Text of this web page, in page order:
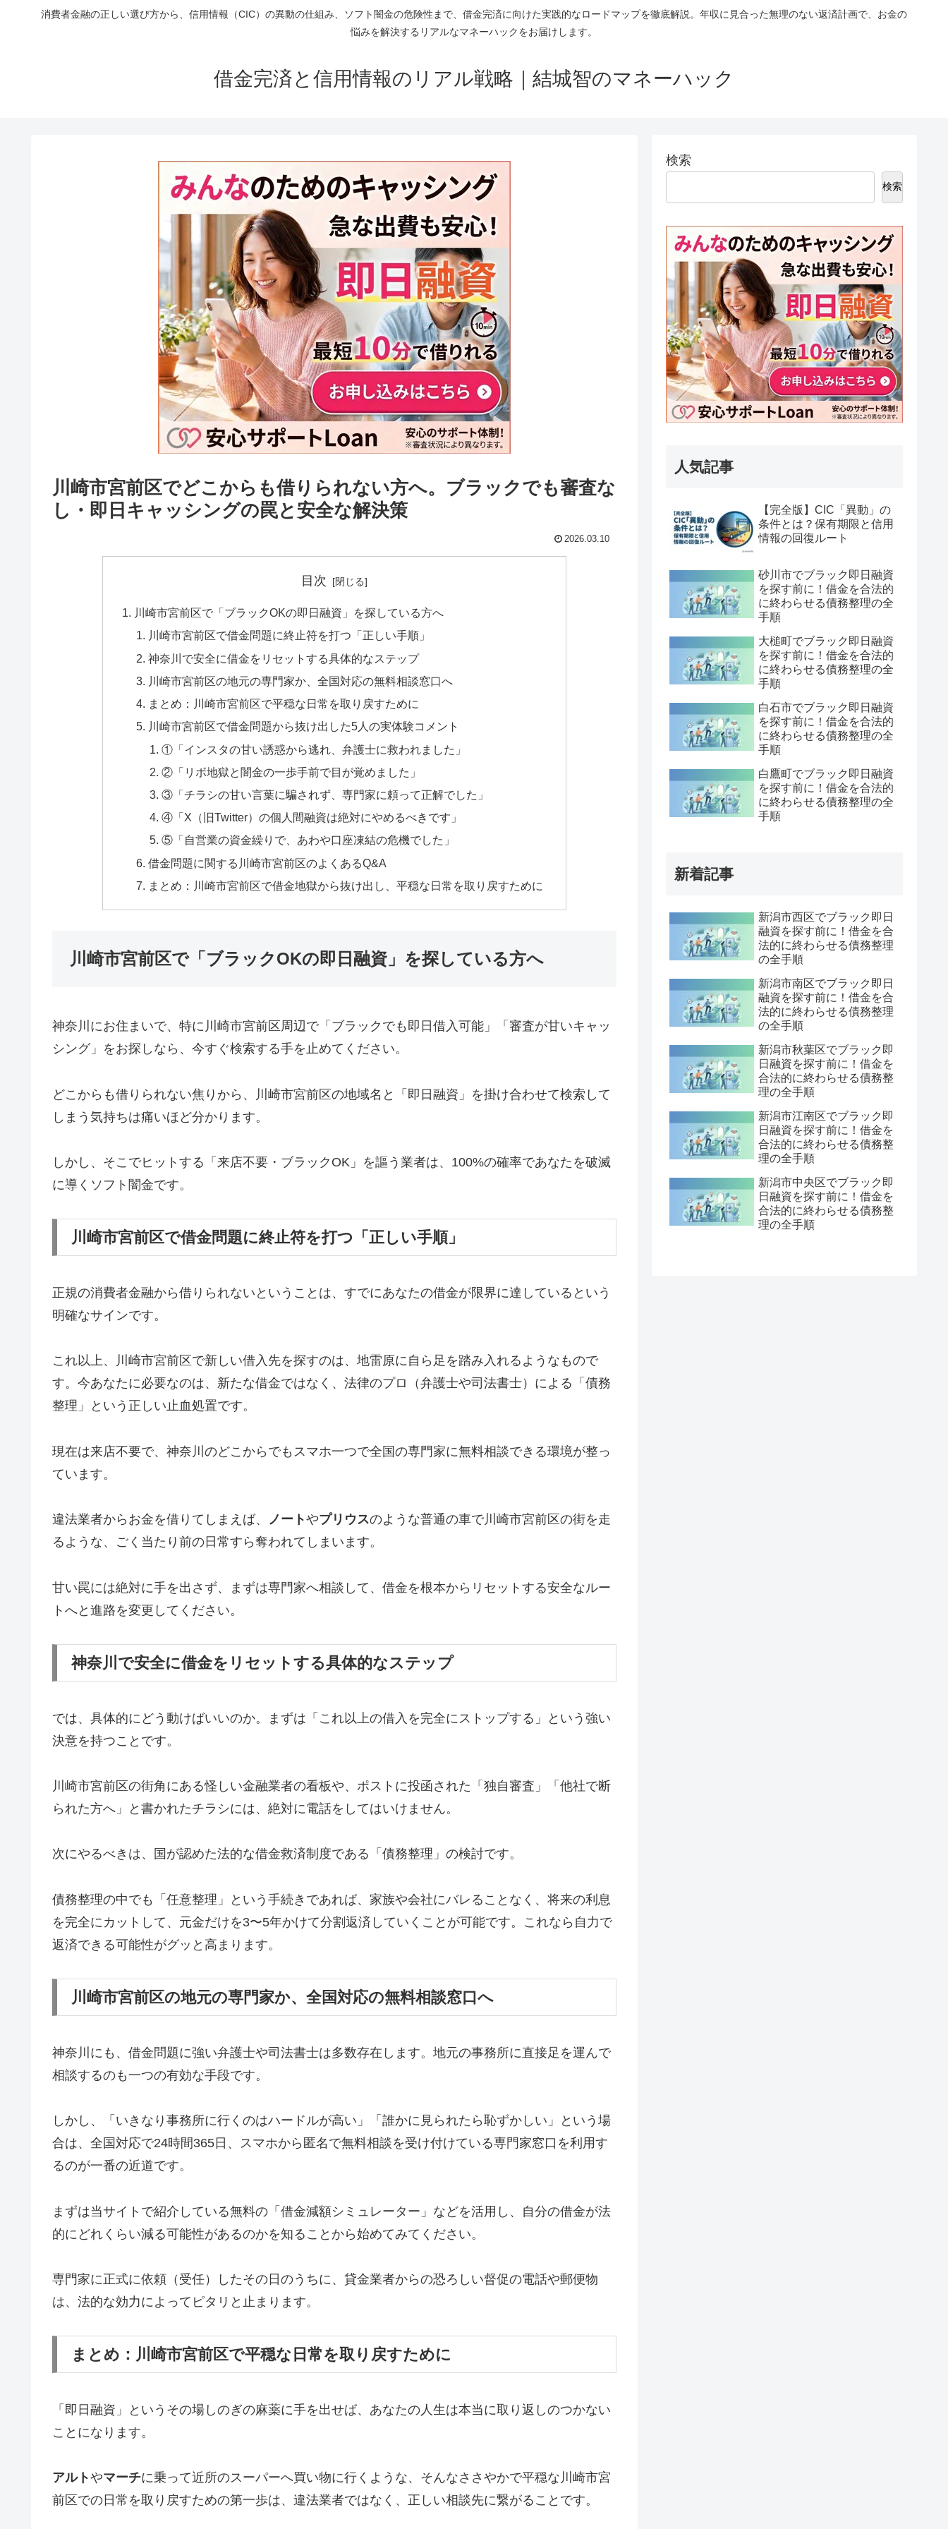
消費者金融の正しい選び方から、信用情報（CIC）の異動の仕組み、ソフト闇金の危険性まで、借金完済に向けた実践的なロードマップを徹底解説。年収に見合った無理のない返済計画で、お金の
悩みを解決するリアルなマネーハックをお届けします。
借金完済と信用情報のリアル戦略｜結城智のマネーハック
川崎市宮前区でどこからも借りられない方へ。ブラックでも審査な
し・即日キャッシングの罠と安全な解決策
2026.03.10
目次
川崎市宮前区で「ブラックOKの即日融資」を探している方へ
川崎市宮前区で借金問題に終止符を打つ「正しい手順」
神奈川で安全に借金をリセットする具体的なステップ
川崎市宮前区の地元の専門家か、全国対応の無料相談窓口へ
まとめ：川崎市宮前区で平穏な日常を取り戻すために
川崎市宮前区で借金問題から抜け出した5人の実体験コメント
①「インスタの甘い誘惑から逃れ、弁護士に救われました」
②「リボ地獄と闇金の一歩手前で目が覚めました」
③「チラシの甘い言葉に騙されず、専門家に頼って正解でした」
④「X（旧Twitter）の個人間融資は絶対にやめるべきです」
⑤「自営業の資金繰りで、あわや口座凍結の危機でした」
借金問題に関する川崎市宮前区のよくあるQ&A
まとめ：川崎市宮前区で借金地獄から抜け出し、平穏な日常を取り戻すために
川崎市宮前区で「ブラックOKの即日融資」を探している方へ
神奈川にお住まいで、特に川崎市宮前区周辺で「ブラックでも即日借入可能」「審査が甘いキャッ
シング」をお探しなら、今すぐ検索する手を止めてください。
どこからも借りられない焦りから、川崎市宮前区の地域名と「即日融資」を掛け合わせて検索して
しまう気持ちは痛いほど分かります。
しかし、そこでヒットする「来店不要・ブラックOK」を謳う業者は、100%の確率であなたを破滅
に導くソフト闇金です。
川崎市宮前区で借金問題に終止符を打つ「正しい手順」
正規の消費者金融から借りられないということは、すでにあなたの借金が限界に達しているという
明確なサインです。
これ以上、川崎市宮前区で新しい借入先を探すのは、地雷原に自ら足を踏み入れるようなもので
す。今あなたに必要なのは、新たな借金ではなく、法律のプロ（弁護士や司法書士）による「債務
整理」という正しい止血処置です。
現在は来店不要で、神奈川のどこからでもスマホ一つで全国の専門家に無料相談できる環境が整っ
ています。
違法業者からお金を借りてしまえば、 ノートやプリウスのような普通の車で川崎市宮前区の街を走
るような、ごく当たり前の日常すら奪われてしまいます。
甘い罠には絶対に手を出さず、まずは専門家へ相談して、借金を根本からリセットする安全なルー
トへと進路を変更してください。
神奈川で安全に借金をリセットする具体的なステップ
では、具体的にどう動けばいいのか。まずは「これ以上の借入を完全にストップする」という強い
決意を持つことです。
川崎市宮前区の街角にある怪しい金融業者の看板や、ポストに投函された「独自審査」「他社で断
られた方へ」と書かれたチラシには、絶対に電話をしてはいけません。
次にやるべきは、国が認めた法的な借金救済制度である「債務整理」の検討です。
債務整理の中でも「任意整理」という手続きであれば、家族や会社にバレることなく、将来の利息
を完全にカットして、元金だけを3〜5年かけて分割返済していくことが可能です。これなら自力で
返済できる可能性がグッと高まります。
川崎市宮前区の地元の専門家か、全国対応の無料相談窓口へ
神奈川にも、借金問題に強い弁護士や司法書士は多数存在します。地元の事務所に直接足を運んで
相談するのも一つの有効な手段です。
しかし、「いきなり事務所に行くのはハードルが高い」「誰かに見られたら恥ずかしい」という場
合は、全国対応で24時間365日、スマホから匿名で無料相談を受け付けている専門家窓口を利用す
るのが一番の近道です。
まずは当サイトで紹介している無料の「借金減額シミュレーター」などを活用し、自分の借金が法
的にどれくらい減る可能性があるのかを知ることから始めてみてください。
専門家に正式に依頼（受任）したその日のうちに、貸金業者からの恐ろしい督促の電話や郵便物
は、法的な効力によってピタリと止まります。
まとめ：川崎市宮前区で平穏な日常を取り戻すために
「即日融資」というその場しのぎの麻薬に手を出せば、あなたの人生は本当に取り返しのつかない
ことになります。
アルトやマーチに乗って近所のスーパーへ買い物に行くような、そんなささやかで平穏な川崎市宮
前区での日常を取り戻すための第一歩は、違法業者ではなく、正しい相談先に繋がることです。
検索
検索
人気記事
【完全版】CIC「異動」の
条件とは？保有期限と信用
情報の回復ルート
砂川市でブラック即日融資
を探す前に！借金を合法的
に終わらせる債務整理の全
手順
大槌町でブラック即日融資
を探す前に！借金を合法的
に終わらせる債務整理の全
手順
白石市でブラック即日融資
を探す前に！借金を合法的
に終わらせる債務整理の全
手順
白鷹町でブラック即日融資
を探す前に！借金を合法的
に終わらせる債務整理の全
手順
新着記事
新潟市西区でブラック即日
融資を探す前に！借金を合
法的に終わらせる債務整理
の全手順
新潟市南区でブラック即日
融資を探す前に！借金を合
法的に終わらせる債務整理
の全手順
新潟市秋葉区でブラック即
日融資を探す前に！借金を
合法的に終わらせる債務整
理の全手順
新潟市江南区でブラック即
日融資を探す前に！借金を
合法的に終わらせる債務整
理の全手順
新潟市中央区でブラック即
日融資を探す前に！借金を
合法的に終わらせる債務整
理の全手順